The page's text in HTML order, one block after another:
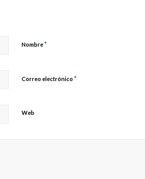
Nombre*
Correo electrónico *
Web